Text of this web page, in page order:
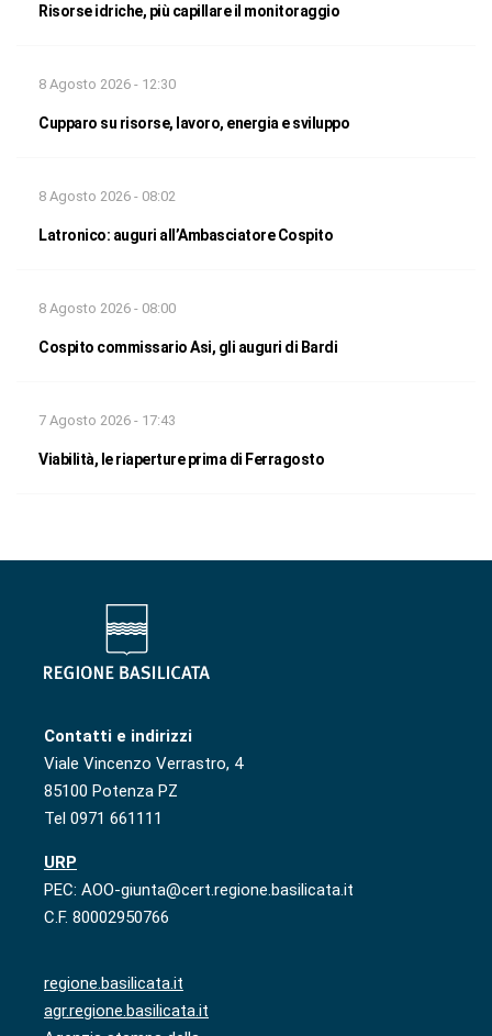
Risorse idriche, più capillare il monitoraggio
8 Agosto 2026 - 12:30
Cupparo su risorse, lavoro, energia e sviluppo
8 Agosto 2026 - 08:02
Latronico: auguri all’Ambasciatore Cospito
8 Agosto 2026 - 08:00
Cospito commissario Asi, gli auguri di Bardi
7 Agosto 2026 - 17:43
Viabilità, le riaperture prima di Ferragosto
Contatti e indirizzi
Viale Vincenzo Verrastro, 4
85100 Potenza PZ
Tel 0971 661111
URP
PEC: AOO-giunta@cert.regione.basilicata.it
C.F. 80002950766
regione.basilicata.it
agr.regione.basilicata.it